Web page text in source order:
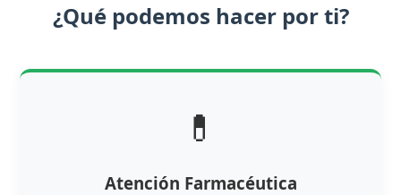
¿Qué podemos hacer por ti?
💊
Atención Farmacéutica